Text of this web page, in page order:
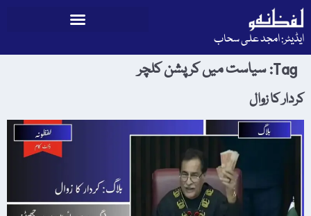
ایڈیٹر: امجد علی سحاب
Tag: سیاست میں کرپشن کلچر
کردار کا زوال